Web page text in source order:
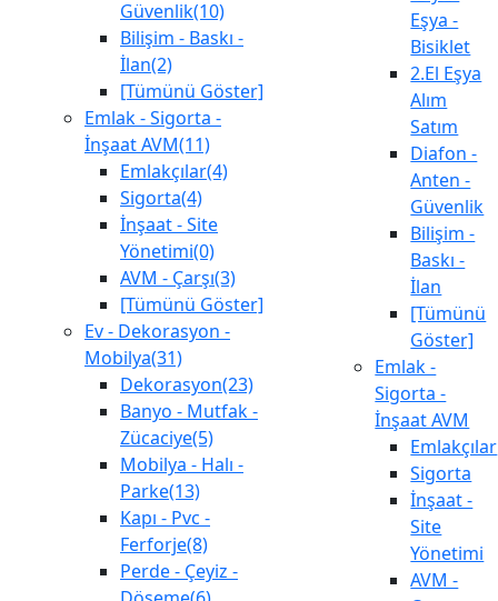
Güvenlik(10)
Bilişim - Baskı -
İlan(2)
[Tümünü Göster]
Emlak - Sigorta -
İnşaat AVM(11)
Emlakçılar(4)
Sigorta(4)
İnşaat - Site
Yönetimi(0)
AVM - Çarşı(3)
[Tümünü Göster]
Ev - Dekorasyon -
Mobilya(31)
Dekorasyon(23)
Banyo - Mutfak -
Zücaciye(5)
Mobilya - Halı -
Parke(13)
Kapı - Pvc -
Ferforje(8)
Perde - Çeyiz -
Eşya -
Bisiklet
2.El Eşya
Alım
Satım
Diafon -
Anten -
Güvenlik
Bilişim -
Baskı -
İlan
[Tümünü
Göster]
Emlak -
Sigorta -
İnşaat AVM
Emlakçılar
Sigorta
İnşaat -
Site
Yönetimi
AVM -